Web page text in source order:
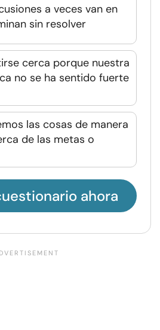
a veces van en
sin resolver
cerca porque nuestra
no se ha sentido fuerte
las cosas de manera
de las metas o
ahora